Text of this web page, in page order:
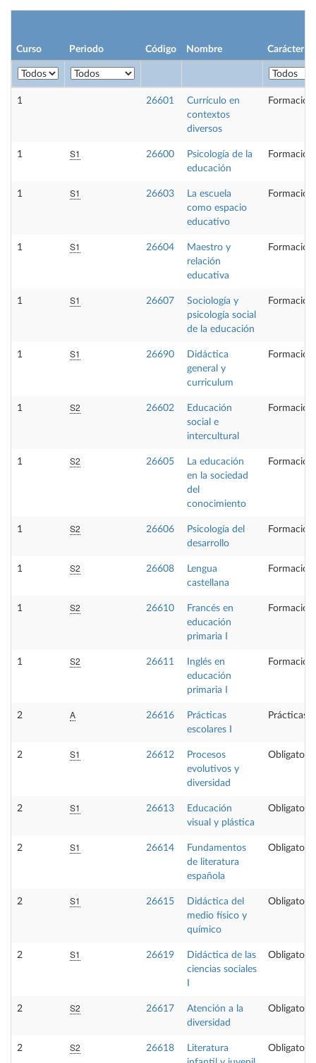
Curso Periodo Código Nombre Carácter
1 26601
Currículo en
contextos
diversos
Formación
1 S1 26600
Psicología de la
educación
Formación
1 S1 26603
La escuela
como espacio
educativo
Formación
1 S1 26604
Maestro y
relación
educativa
Formación
1 S1 26607
Sociología y
psicología social
de la educación
Formación
1 S1 26690
Didáctica
general y
curriculum
Formación
1 S2 26602
Educación
social e
intercultural
Formación
1 S2 26605
La educación
en la sociedad
del
conocimiento
Formación
1 S2 26606
Psicología del
desarrollo
Formación
1 S2 26608
Lengua
castellana
Formación
1 S2 26610
Francés en
educación
primaria I
Formación
1 S2 26611
Inglés en
educación
primaria I
Formación
2 A 26616
Prácticas
escolares I
Prácticas
2 S1 26612
Procesos
evolutivos y
diversidad
Obligatoria
2 S1 26613
Educación
visual y plástica
Obligatoria
2 S1 26614
Fundamentos
de literatura
española
Obligatoria
2 S1 26615
Didáctica del
medio físico y
químico
Obligatoria
2 S1 26619
Didáctica de las
ciencias sociales
Obligatoria
2 S2 26617
Atención a la
diversidad
Obligatoria
2 S2 26618
Literatura
Obligatoria